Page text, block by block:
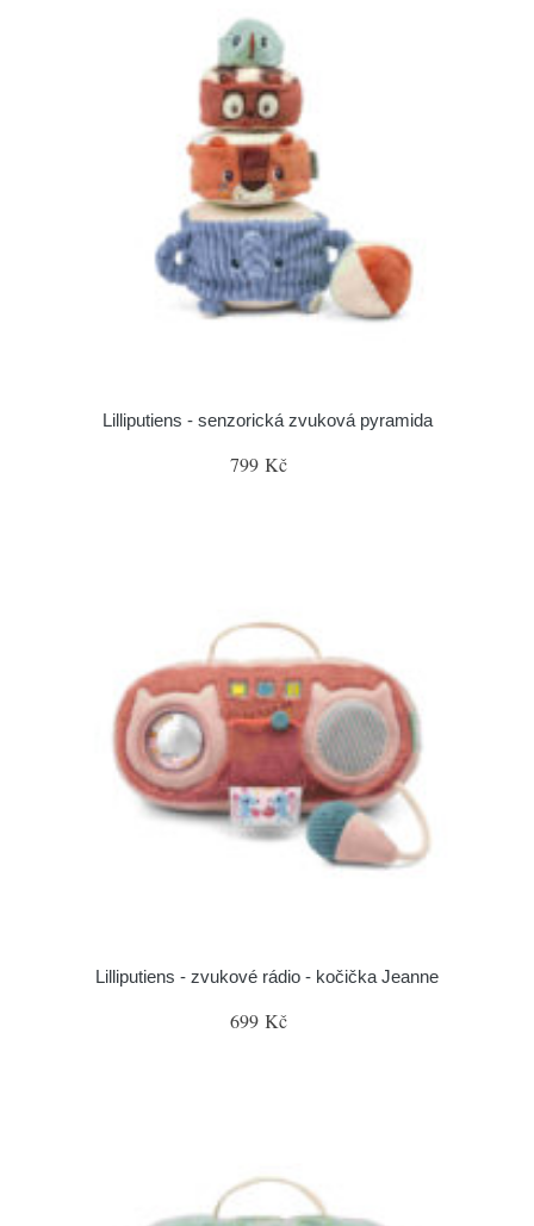
Lilliputiens - senzorická zvuková pyramida
799 Kč
Lilliputiens - zvukové rádio - kočička Jeanne
699 Kč